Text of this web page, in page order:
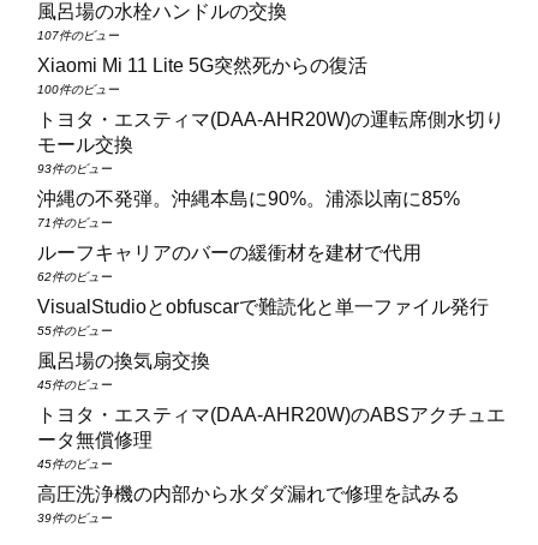
風呂場の水栓ハンドルの交換
107件のビュー
Xiaomi Mi 11 Lite 5G突然死からの復活
100件のビュー
トヨタ・エスティマ(DAA‑AHR20W)の運転席側水切り
モール交換
93件のビュー
沖縄の不発弾。沖縄本島に90%。浦添以南に85%
71件のビュー
ルーフキャリアのバーの緩衝材を建材で代用
62件のビュー
VisualStudioとobfuscarで難読化と単一ファイル発行
55件のビュー
風呂場の換気扇交換
45件のビュー
トヨタ・エスティマ(DAA‑AHR20W)のABSアクチュエ
ータ無償修理
45件のビュー
高圧洗浄機の内部から水ダダ漏れで修理を試みる
39件のビュー